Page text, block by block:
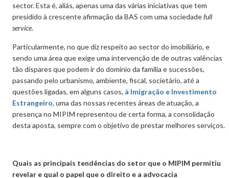
sector. Esta é, aliás, apenas uma das várias iniciativas que tem
presidido à crescente afirmação da BAS com uma sociedadefull
service.
Particularmente, no que diz respeito ao sector do imobiliário, e
sendo uma área que exige uma intervenção de de outras valências
tão díspares que podem ir do domínio da família e sucessões,
passando pelo urbanismo, ambiente, fiscal, societário, até a
questões ligadas, em alguns casos, à Imigração e Investimento
Estrangeiro, uma das nossas recentes áreas de atuação, a
presença no MIPIM representou de certa forma, a consolidação
desta aposta, sempre com o objetivo de prestar melhores serviços.
Quais as principais tendências do setor que o MIPIM permitiu
revelar e qual o papel que o direito e a advocacia